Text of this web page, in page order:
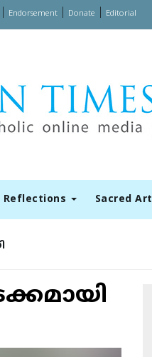
Endorsement| Donate Editorial
Reflections Sacred Art